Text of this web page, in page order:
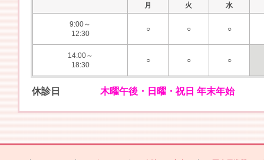
月 火 水
9:00～
12:30
○ ○ ○
14:00～
18:30
○ ○ ○
休診日 木曜午後・日曜・祝日 年末年始